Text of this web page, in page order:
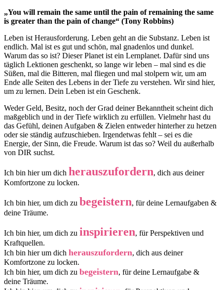
„You will remain the same until the pain of remaining the same
is greater than the pain of change“ (Tony Robbins)
Leben ist Herausforderung. Leben geht an die Substanz. Leben ist
endlich. Mal ist es gut und schön, mal gnadenlos und dunkel.
Warum das so ist? Dieser Planet ist ein Lernplanet. Dafür sind uns
täglich Lektionen geschenkt, so lange wir leben – mal sind es die
Süßen, mal die Bitteren, mal fliegen und mal stolpern wir, um am
Ende alle Seiten des Lebens in der Tiefe zu verstehen. Wir sind hier,
um zu lernen. Dein Leben ist ein Geschenk.
Weder Geld, Besitz, noch der Grad deiner Bekanntheit scheint dich
maßgeblich und in der Tiefe wirklich zu erfüllen. Vielmehr hast du
das Gefühl, deinen Aufgaben & Zielen entweder hinterher zu hetzen
oder sie ständig aufzuschieben. Irgendetwas fehlt – sei es die
Energie, der Sinn, die Freude. Warum ist das so? Weil du außerhalb
von DIR suchst.
Ich bin hier um dich herauszufordern, dich aus deiner
Komfortzone zu locken.
Ich bin hier, um dich zu begeistern, für deine Lernaufgaben &
deine Träume.
Ich bin hier, um dich zu inspirieren, für Perspektiven und
Kraftquellen.
Ich bin hier um dich herauszufordern, dich aus deiner
Komfortzone zu locken.
Ich bin hier, um dich zu begeistern, für deine Lernaufgabe &
deine Träume.